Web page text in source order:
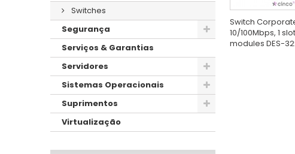
Switches
Segurança
Serviços & Garantias
Servidores
Sistemas Operacionais
Suprimentos
Virtualização
Switch
10/100Mbps, 1
modules DES-